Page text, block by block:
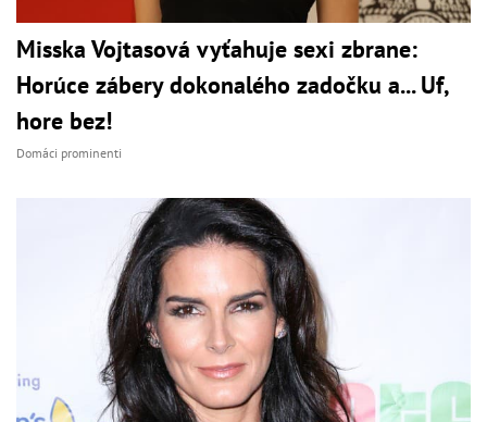
Misska Vojtasová vyťahuje sexi zbrane:
Horúce zábery dokonalého zadočku a... Uf,
hore bez!
Domáci prominenti